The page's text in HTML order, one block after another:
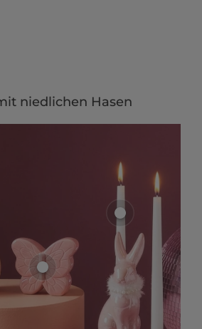
niedlichen Hasen